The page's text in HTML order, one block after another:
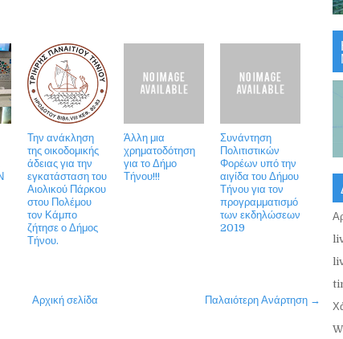
Την ανάκληση
της οικοδομικής
άδειας για την
εγκατάσταση του
Αιολικού Πάρκου
στου Πολέμου
τον Κάμπο
ζήτησε ο Δήμος
Τήνου.
Άλλη μια
χρηματοδότηση
για το Δήμο
Τήνου!!!
Συνάντηση
Πολιτιστικών
Φορέων υπό την
αιγίδα του Δήμου
Τήνου για τον
προγραμματισμό
των εκδηλώσεων
2019
Παλαιότερη Ανάρτηση →
Αρχική σελίδα